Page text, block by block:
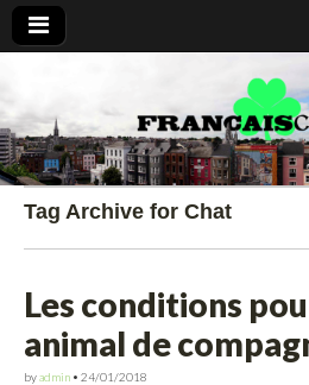
Francais Cork
Tag Archive for Chat
Les conditions
animal de
byadmin • 24/01/2018